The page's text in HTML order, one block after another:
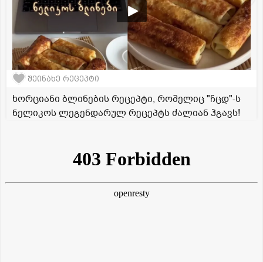
შეინახე რეცეპტი
ხორციანი ბლინების რეცეპტი, რომელიც "ჩცდ"-ს
ნელიკოს ლეგენდარულ რეცეპტს ძალიან ჰგავს!